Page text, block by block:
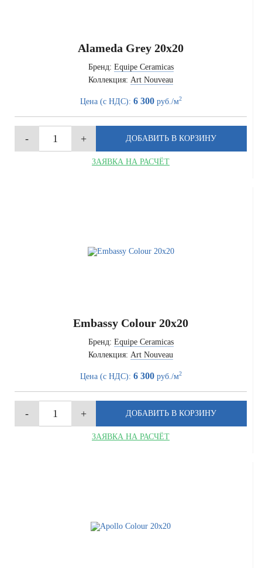
Alameda Grey 20x20
Бренд: Equipe Ceramicas
Коллекция: Art Nouveau
Цена (с НДС): 6 300руб./м2
ЗАЯВКА НА РАСЧЁТ
Embassy Colour 20x20
Бренд: Equipe Ceramicas
Коллекция: Art Nouveau
Цена (с НДС): 6 300руб./м2
ЗАЯВКА НА РАСЧЁТ